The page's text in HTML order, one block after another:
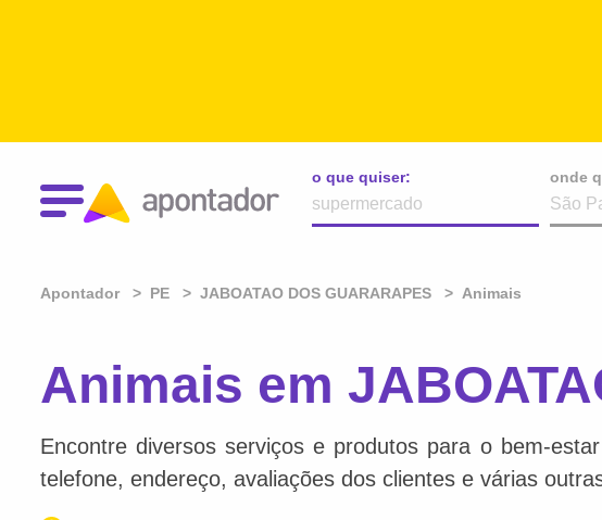
o que quiser:
onde
Apontador PE JABOATAO DOS GUARARAPES Animais
Animais em
Encontre diversos serviços e produtos para o bem-
telefone, endereço, avaliações dos clientes e várias